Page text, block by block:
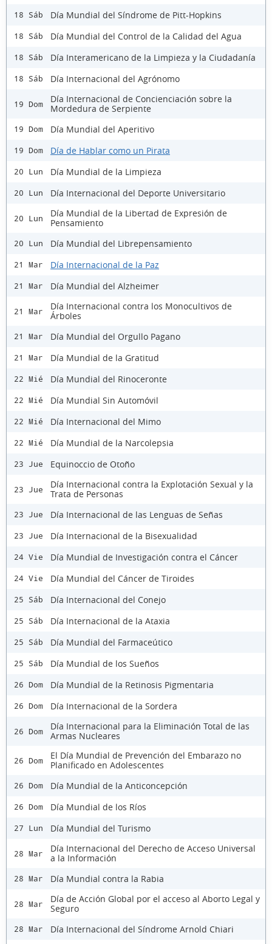
18 Sáb Día Mundial del Síndrome de Pitt-Hopkins
18 Sáb Día Mundial del Control de la Calidad del Agua
18 Sáb Día Interamericano de la Limpieza y la Ciudadanía
18 Sáb Día Internacional del Agrónomo
19 Dom
Día Internacional de Concienciación sobre la
Mordedura de Serpiente
19 Dom Día Mundial del Aperitivo
19 Dom Día de Hablar como un Pirata
20 Lun Día Mundial de la Limpieza
20 Lun Día Internacional del Deporte Universitario
20 Lun
Día Mundial de la Libertad de Expresión de
Pensamiento
20 Lun Día Mundial del Librepensamiento
21 Mar Día Internacional de la Paz
21 Mar Día Mundial del Alzheimer
21 Mar
Día Internacional contra los Monocultivos de
Árboles
21 Mar Día Mundial del Orgullo Pagano
21 Mar Día Mundial de la Gratitud
22 Mié Día Mundial del Rinoceronte
22 Mié Día Mundial Sin Automóvil
22 Mié Día Internacional del Mimo
22 Mié Día Mundial de la Narcolepsia
23 Jue Equinoccio de Otoño
23 Jue
Día Internacional contra la Explotación Sexual y la
Trata de Personas
23 Jue Día Internacional de las Lenguas de Señas
23 Jue Día Internacional de la Bisexualidad
24 Vie Día Mundial de Investigación contra el Cáncer
24 Vie Día Mundial del Cáncer de Tiroides
25 Sáb Día Internacional del Conejo
25 Sáb Día Internacional de la Ataxia
25 Sáb Día Mundial del Farmaceútico
25 Sáb Día Mundial de los Sueños
26 Dom Día Mundial de la Retinosis Pigmentaria
26 Dom Día Internacional de la Sordera
26 Dom
Día Internacional para la Eliminación Total de las
Armas Nucleares
26 Dom
El Día Mundial de Prevención del Embarazo no
Planificado en Adolescentes
26 Dom Día Mundial de la Anticoncepción
26 Dom Día Mundial de los Ríos
27 Lun Día Mundial del Turismo
28 Mar
Día Internacional del Derecho de Acceso Universal
a la Información
28 Mar Día Mundial contra la Rabia
28 Mar
Día de Acción Global por el acceso al Aborto Legal y
Seguro
28 Mar Día Internacional del Síndrome Arnold Chiari